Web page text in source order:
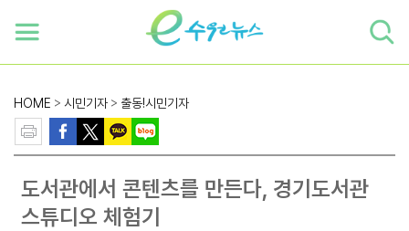
HOME > 시민기자 > 출동!시민기자
도서관에서 콘텐츠를 만든다, 경기도서관
스튜디오 체험기